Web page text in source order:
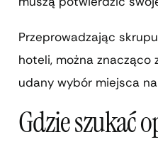
Przeprowadzając
hoteli, można znacząco
udany wybór miejsca
Gdzie szukać